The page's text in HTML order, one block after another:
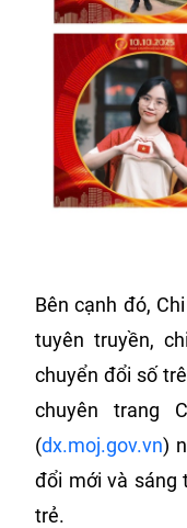
Bên cạnh đó,
tuyên truyền,
chuyển đổi số
chuyên trang
(dx.moj.gov.vn)
đổi mới và sáng
trẻ.